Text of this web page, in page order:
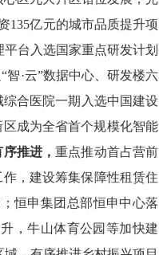
135亿元的城市品质提升项
平台入选国家重点研发计划
“智·云”数据中心、 研发楼六
综合医院一期入选中国建设
区成为全省首个规模化智能
序推进，重点推动首占营前
， 建设筹集保障性租赁住
；恒申集团总部恒申中心落
，牛山体育公园等加快建